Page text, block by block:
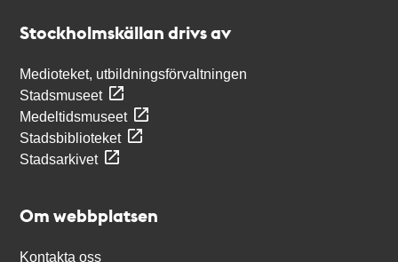
Stockholmskällan drivs av
Medioteket, utbildningsförvaltningen
Stadsmuseet
Medeltidsmuseet
Stadsbiblioteket
Stadsarkivet
Om webbplatsen
Kontakta oss